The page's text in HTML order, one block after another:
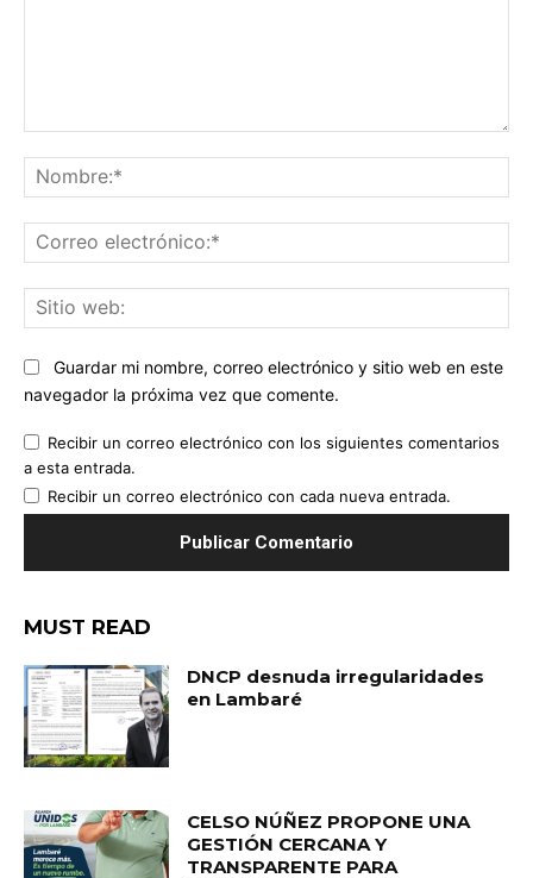
Guardar mi nombre, correo electrónico y sitio web en este
navegador la próxima vez que comente.
Recibir un correo electrónico con los siguientes comentarios
a esta entrada.
Recibir un correo electrónico con cada nueva entrada.
MUST READ
DNCP desnuda irregularidades
en Lambaré
CELSO NÚÑEZ PROPONE UNA
GESTIÓN CERCANA Y
TRANSPARENTE PARA